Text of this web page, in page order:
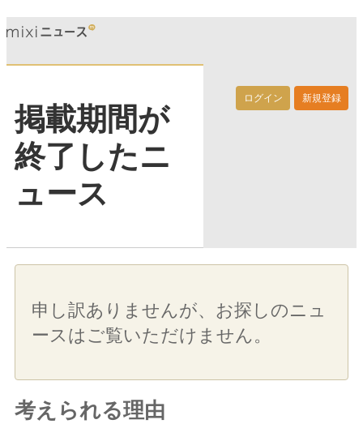
ログイン 新規登録
掲載期間が
終了したニ
ュース
申し訳ありませんが、お探しのニュ
ースはご覧いただけません。
考えられる理由